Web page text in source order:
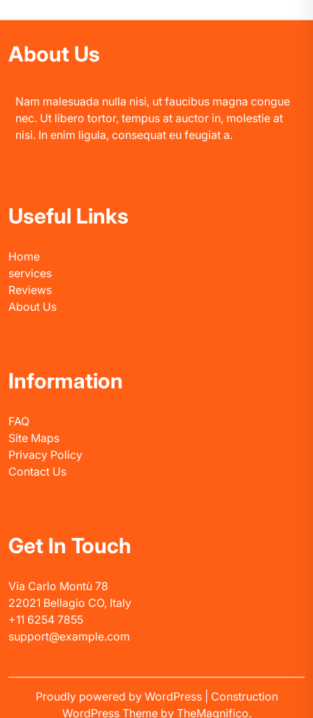
About Us
Nam malesuada nulla nisi, ut faucibus magna congue
nec. Ut libero tortor, tempus at auctor in, molestie at
nisi. In enim ligula, consequat eu feugiat a.
Useful Links
Home
services
Reviews
About Us
Information
FAQ
Site Maps
Privacy Policy
Contact Us
Get In Touch
Via Carlo Montù 78
22021 Bellagio CO, Italy
+11 6254 7855
support@example.com
Proudly powered by WordPress
Construction
WordPress Theme by TheMagnifico.